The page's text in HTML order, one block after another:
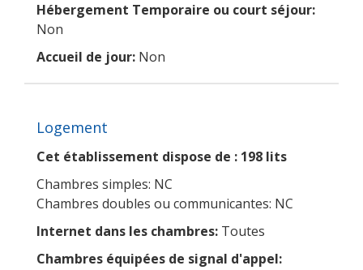
Hébergement Temporaire ou court séjour:
Non
Accueil de jour: Non
Logement
Cet établissement dispose de : 198 lits
Chambres simples: NC
Chambres doubles ou communicantes: NC
Internet dans les chambres: Toutes
Chambres équipées de signal d'appel: